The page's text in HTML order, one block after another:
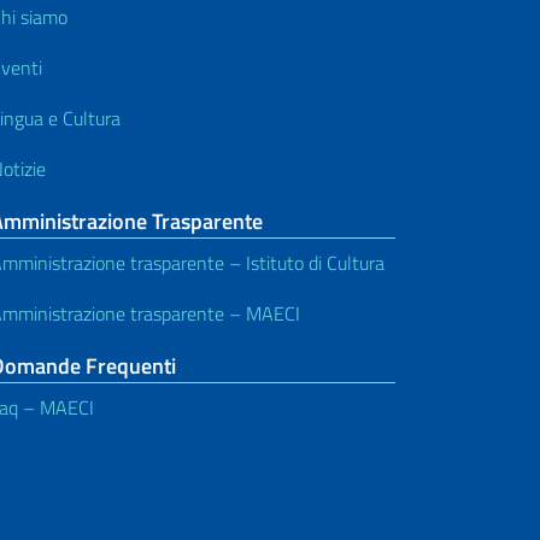
siamo
e Cultura
Trasparente
trasparente – Istituto di Cultura
trasparente – MAECI
Frequenti
– MAECI